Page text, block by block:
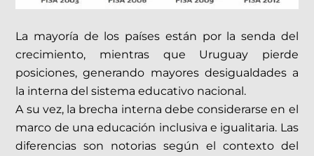
La mayoría de los países están por la senda del
crecimiento, mientras que Uruguay pierde
posiciones, generando mayores desigualdades a
la interna del sistema educativo nacional.
A su vez, la brecha interna debe considerarse en el
marco de una educación inclusiva e igualitaria. Las
diferencias son notorias según el contexto del